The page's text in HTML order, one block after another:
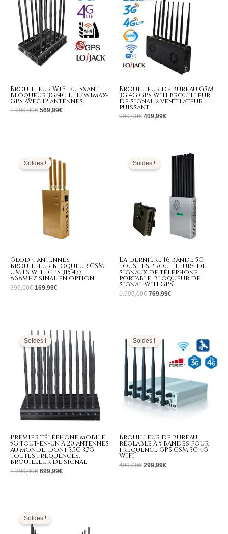
Brouilleur WiFi puissant
bloqueur 3G/4G LTE/Wimax-
GPS avec 12 antennes
1.299,00€ 569,99€
Brouilleur de bureau GSM
3G 4G GPS WiFi brouilleur
de signal 2 ventilateur
puissant
999,00€ 409,99€
Soldes !
Glod 4 antennes
brouilleur bloqueur GSM
UMTS WIFI GPS 315 433
868mhz sinal en option
399,00€
initial
était :
399,00€.
169,99€
actuel
est :
169,99€.
Soldes !
La dernière 16 bande 5G
tous les brouilleurs de
signaux de téléphone
portable, bloqueur de
signal WiFi GPS
1.699,00€
initial
était :
1.699,00€.
769,99€
prix
Soldes !
Premier téléphone mobile
5G tout-en-un à 20 antennes
au monde, dont 3,5G 3,7G
toutes fréquences,
brouilleur de signal
1.299,00€
prix
initial
était :
1.299,00€.
699,99€
prix
actuel
est :
699,99€.
Soldes !
Brouilleur de bureau
réglable à 5 bandes pour
fréquence GPS GSM 3G 4G
WIFI
499,00€
initial
était :
499,00€.
299,99€
299,99€.
Soldes !
initial
était :
799,00€.